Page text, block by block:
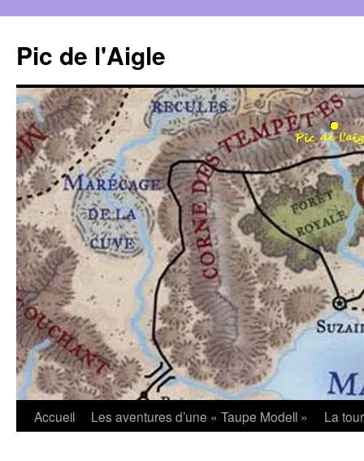
contenu
Pic de l'Aigle
Accueil Les aventures d’une « Taupe Modell » La